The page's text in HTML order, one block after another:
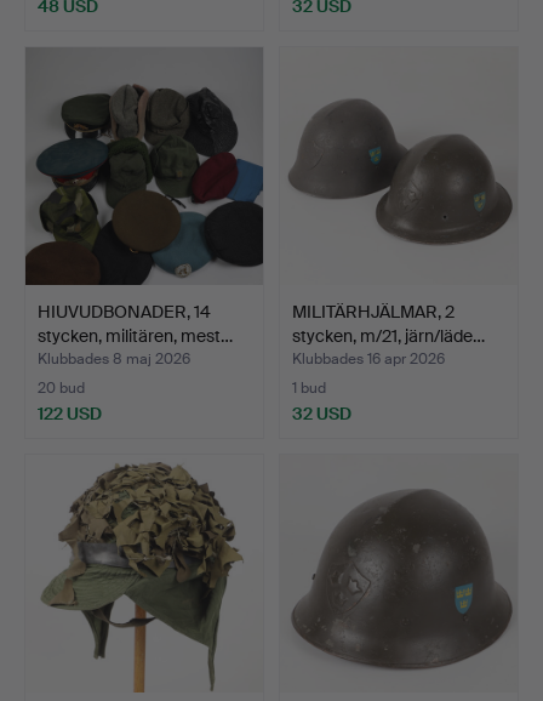
48 USD 32 USD
HIUVUDBONADER, 14
stycken, militären, mest…
Klubbades 8 maj 2026
20 bud
122 USD
MILITÄRHJÄLMAR, 2
stycken, m/21, järn/läde…
Klubbades 16 apr 2026
1 bud
32 USD